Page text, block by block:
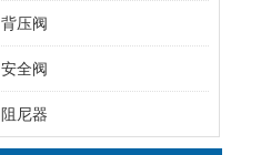
背压阀
安全阀
阻尼器